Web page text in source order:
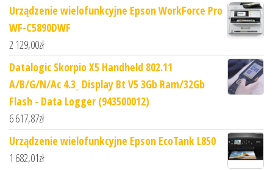
Urządzenie wielofunkcyjne Epson WorkForce Pro
WF-C5890DWF
2 129,00zł
Datalogic Skorpio X5 Handheld 802.11
A/B/G/N/Ac 4.3_ Display Bt V5 3Gb Ram/32Gb
Flash - Data Logger (943500012)
6 617,87zł
Urządzenie wielofunkcyjne Epson EcoTank L850
1 682,01zł